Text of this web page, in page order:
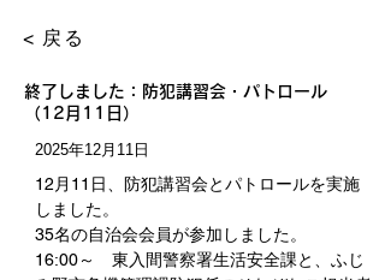
< 戻る
終了しました：防犯講習会・パトロール
（12月11日）
2025年12月11日
12月11日、防犯講習会とパトロールを実施
しました。
35名の自治会会員が参加しました。
16:00～　東入間警察署生活安全課と、ふじ